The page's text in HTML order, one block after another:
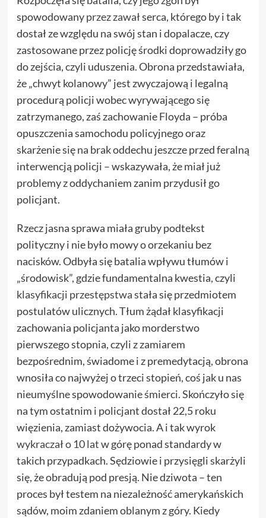
spowodowanyprzez zawałserca, którego by i tak
dostał ze względu na swój stan i dopalacze, czy
zastosowane przez policję środki doprowadziły go
do zejścia, czyli uduszenia. Obrona przedstawiała,
że „chwyt kolanowy” jest zwyczajową i legalną
procedurą policji wobec wyrywającego się
zatrzymanego, zaś zachowanie Floyda – próba
opuszczenia samochodu policyjnego oraz
skarżenie się na brak oddechu jeszcze przed feralną
interwencją policji – wskazywała, że miał już
problemy z oddychaniem zanim przydusił go
policjant.
Rzecz jasna sprawa miała gruby podtekst
polityczny i nie było mowy o orzekaniu bez
nacisków. Odbyła się batalia wpływu tłumów i
„środowisk”, gdzie fundamentalna kwestia, czyli
klasyfikacji przestępstwastała się przedmiotem
postulatów ulicznych. Tłum żądał klasyfikacji
zachowania policjanta jako morderstwo
pierwszego stopnia, czyli z zamiarem
bezpośrednim, świadome i z premedytacją, obrona
wnosiła co najwyżej o trzeci stopień, coś jak u nas
nieumyślne spowodowanie śmierci. Skończyło się
na tym ostatnim i policjant dostał 22,5 roku
więzienia, zamiast dożywocia. A i tak wyrok
wykraczał o 10 latw górę ponad standardy w
takich przypadkach. Sędziowie i przysięgli skarżyli
się, że obradują pod presją. Nie dziwota – ten
proces był testem na niezależność amerykańskich
sądów, moim zdaniem oblanym z góry. Kiedy